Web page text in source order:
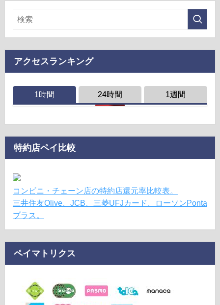
アクセスランキング
1時間 24時間 1週間
特約店ペイ比較
コンビニ・チェーン店の特約店還元率比較表。
三井住友Olive、JCB、三菱UFJカード、ローソンPonta
プラス。
ペイマトリクス